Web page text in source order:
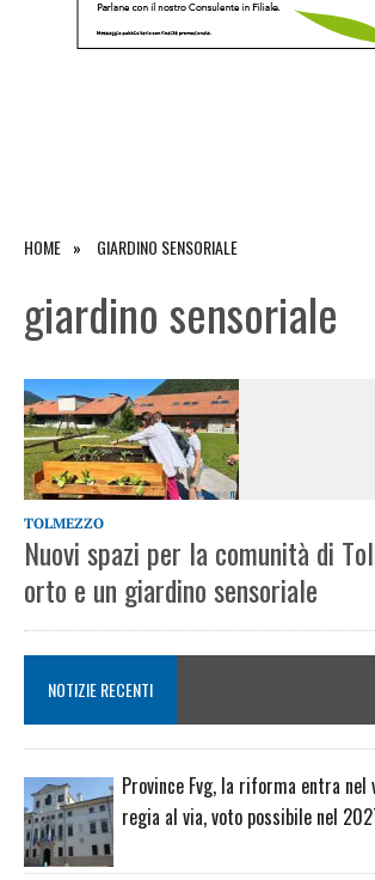
HOME GIARDINO SENSORIALE
giardino sensoriale
TOLMEZZO
Nuovi spazi per la comunità di
orto e un giardino sensoriale
NOTIZIE RECENTI
Province Fvg, la riforma entra nel
regia al via, voto possibile nel